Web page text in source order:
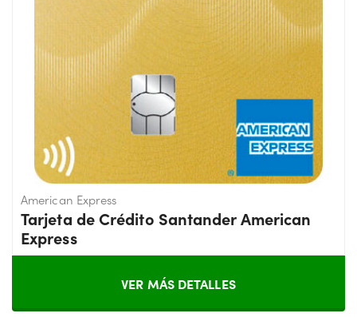
American Express
Tarjeta de Crédito Santander American
Express
VER MÁS DETALLES